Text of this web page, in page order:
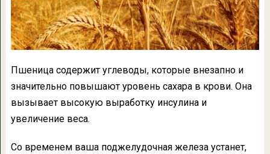
Пшеница содержит углеводы, которые внезапно и
значительно повышают уровень сахара в крови. Она
вызывает высокую выработку инсулина и
увеличение веса.
Со временем ваша поджелудочная железа устанет,